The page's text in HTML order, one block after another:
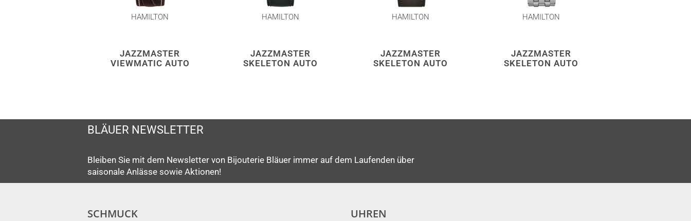
HAMILTON
JAZZMASTER
VIEWMATIC AUTO
HAMILTON
JAZZMASTER
SKELETON AUTO
HAMILTON
JAZZMASTER
SKELETON AUTO
HAMILTON
JAZZMASTER
SKELETON AUTO
BLÄUER NEWSLETTER
Bleiben Sie mit dem Newsletter von Bijouterie Bläuer immer auf dem Laufenden über
saisonale Anlässe sowie Aktionen!
SCHMUCK UHREN